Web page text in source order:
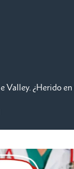
Valley. ¿Herido